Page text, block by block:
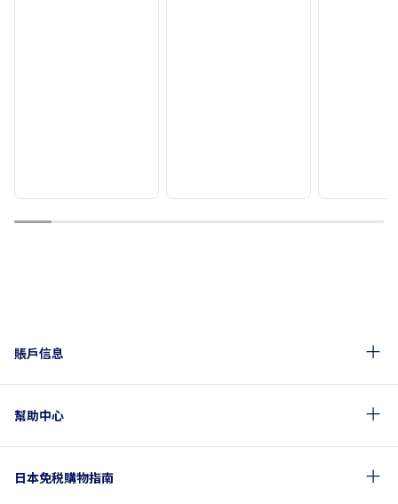
1 2 3 4 5 6 7 8 9 10
賬戶信息
幫助中心
日本免税購物指南